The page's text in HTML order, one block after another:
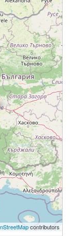
от
разполага
на град
contributors